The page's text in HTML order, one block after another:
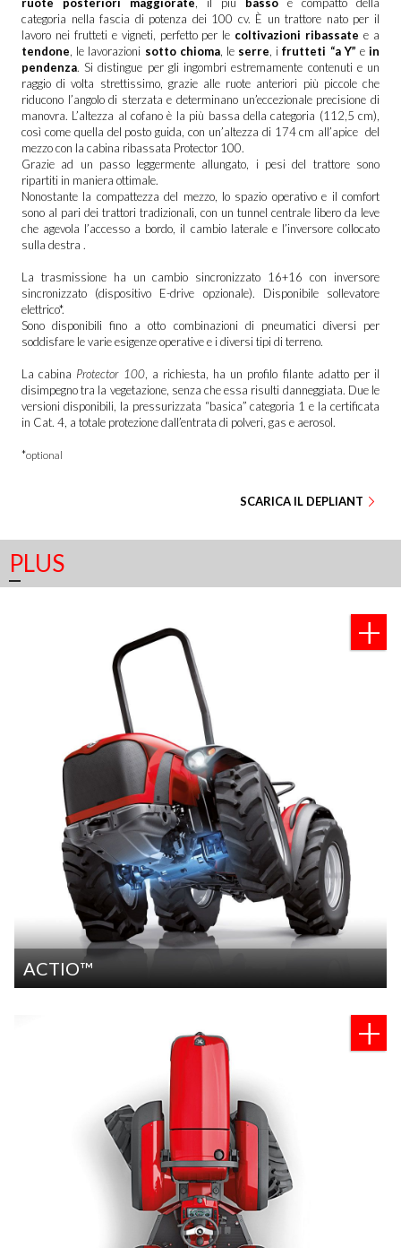
ruote posteriori maggiorate, il più basso e compatto della
categoria nella fascia di potenza dei 100 cv. È un trattore nato per il
lavoro nei frutteti e vigneti, perfetto per le coltivazioni ribassatee a
tendone, le lavorazioni sotto chioma, le serre, ifrutteti “a Y” ein
pendenza. Si distingue per gli ingombri estremamente contenuti e un
raggio di volta strettissimo, grazie alle ruote anteriori più piccole che
riducono l’angolo di sterzata e determinano un’eccezionale precisione di
manovra. L’altezza al cofano è la più bassa della categoria (112,5 cm),
così come quella del posto guida, con un’altezza di 174 cm all’apice del
mezzo con la cabina ribassata Protector 100.
Grazie ad un passo leggermente allungato, i pesi del trattore sono
ripartiti in maniera ottimale.
Nonostante la compattezza del mezzo, lo spazio operativo e il comfort
sono al pari dei trattori tradizionali, con un tunnel centrale libero da leve
che agevola l’accesso a bordo, il cambio laterale e l’inversore collocato
sulla destra .
La trasmissione ha un cambio sincronizzato 16+16 con inversore
sincronizzato (dispositivo E-drive opzionale). Disponibile sollevatore
elettrico*.
Sono disponibili fino a otto combinazioni di pneumatici diversi per
soddisfare le varie esigenze operative e i diversi tipi di terreno.
La cabina Protector 100, a richiesta, ha un profilo filante adatto per il
disimpegno tra la vegetazione, senza che essa risulti danneggiata. Due le
versioni disponibili, la pressurizzata “basica” categoria 1 e la certificata
in Cat. 4, a totale protezione dall’entrata di polveri, gas e aerosol.
*optional
SCARICA IL DEPLIANT
PLUS
ACTIO™